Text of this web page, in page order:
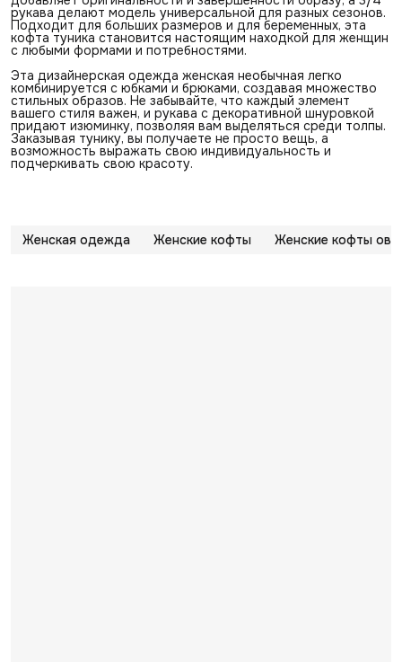
рукава делают модель универсальной для разных сезонов.
Подходит для больших размеров и для беременных, эта
кофта туника становится настоящим находкой для женщин
с любыми формами и потребностями.
Эта дизайнерская одежда женская необычная легко
комбинируется с юбками и брюками, создавая множество
стильных образов. Не забывайте, что каждый элемент
вашего стиля важен, и рукава с декоративной шнуровкой
придают изюминку, позволяя вам выделяться среди толпы.
Заказывая тунику, вы получаете не просто вещь, а
возможность выражать свою индивидуальность и
подчеркивать свою красоту.
Женская одежда Женские кофты Женские кофты